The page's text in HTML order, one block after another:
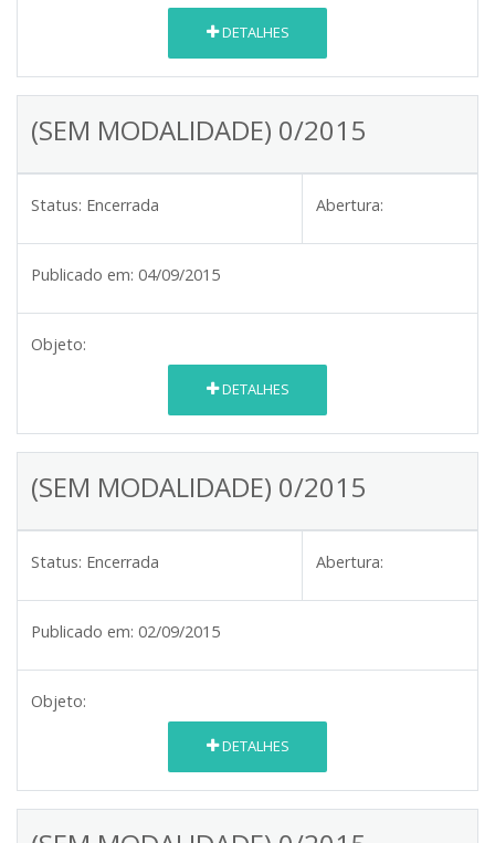
DETALHES
(SEM MODALIDADE) 0/2015
Status: Encerrada Abertura:
Publicado em: 04/09/2015
Objeto:
DETALHES
(SEM MODALIDADE) 0/2015
Status: Encerrada Abertura:
Publicado em: 02/09/2015
Objeto:
DETALHES